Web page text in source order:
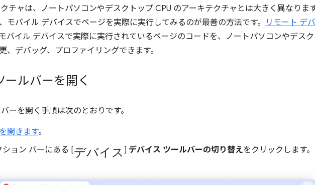
チャは、ノートパソコンやデスクトップ CPU のアーキテクチャとは大きく異なりま
モバイル デバイスでページを実際に実行してみるのが最善の方法です。
リモート デ
バイル デバイスで実際に実行されているページのコードを、ノートパソコンやデスク
、デバッグ、プロファイリングできます。
ールバーを開く
ーを開く手順は次のとおりです。
開きます。
ション バーにある [デバイス ] デバイス ツールバーの切り替えをクリックします。